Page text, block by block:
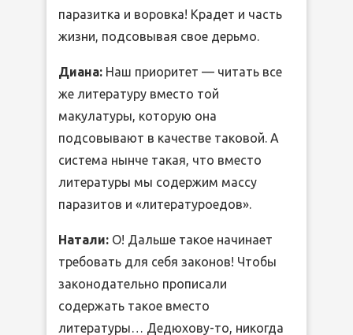
паразитка и воровка! Крадет и часть
жизни, подсовывая свое дерьмо.
Диана: Наш приоритет — читать все
же литературу вместо той
макулатуры, которую она
подсовывают в качестве таковой. А
система нынче такая, что вместо
литературы мы содержим массу
паразитов и «литературоедов».
Натали: О! Дальше такое начинает
требовать для себя законов! Чтобы
законодательно прописали
содержать такое вместо
литературы… Дедюхову-то, никогда